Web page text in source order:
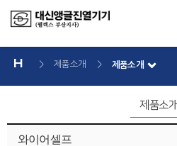
> 제품소개 > 제품소개
제품소개
와이어셀프